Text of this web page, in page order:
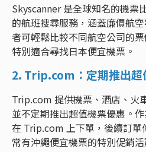
Skyscanner 是全球知名的機票
的航班搜尋服務，涵蓋廉價航
者可輕鬆比較不同航空公司的
特別適合尋找日本便宜機票。
2. Trip.com：定期推出超
Trip.com 提供機票、酒店、火
並不定期推出超值機票優惠。
在 Trip.com 上下單，後續訂單
常有沖繩便宜機票的特別促銷活